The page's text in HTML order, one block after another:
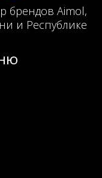
брендов Aimol,
и Республике